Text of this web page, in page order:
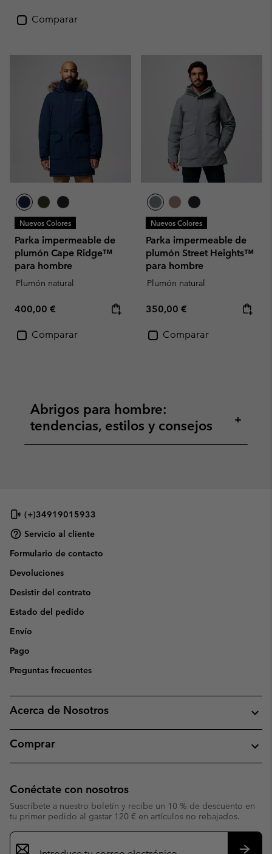
Comparar
Nuevos Colores
Parka impermeable de
plumón Cape Ridge™
para hombre
Plumón natural
Regular price:
400,00 €
Comparar
Nuevos Colores
Parka impermeable de
plumón Street Heights™
para hombre
Plumón natural
Regular price:
350,00 €
Comparar
Abrigos para hombre:
tendencias, estilos y consejos
+
(+)34919015933
Servicio al cliente
Formulario de contacto
Devoluciones
Desistir del contrato
Estado del pedido
Envío
Pago
Preguntas frecuentes
Acerca de Nosotros
Comprar
Conéctate con nosotros
Suscríbete a nuestro boletín y recibe un 10 % de descuento en
tu primer pedido al gastar 120 € en artículos no rebajados.
Suscripción
de